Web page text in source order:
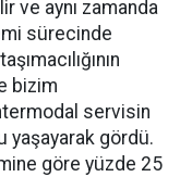
ve aynı zamanda
sürecinde
bizim
servisin
yaşayarak gördü.
göre yüzde 25